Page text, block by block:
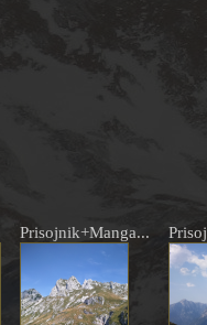
Prisojnik+Manga...